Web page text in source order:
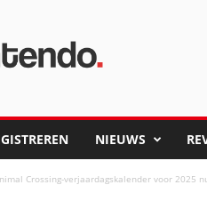
NIEUWS
Crossing-verjaardagskalender voor 2025